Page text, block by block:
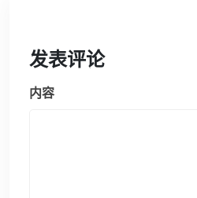
发表评论
内容